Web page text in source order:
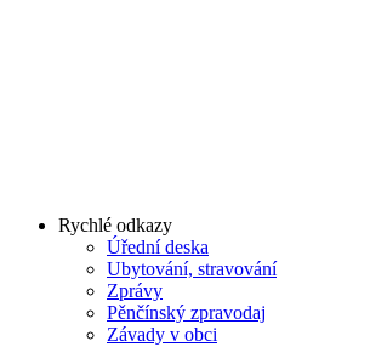
Rychlé odkazy
Úřední deska
Ubytování, stravování
Zprávy
Pěnčínský zpravodaj
Závady v obci